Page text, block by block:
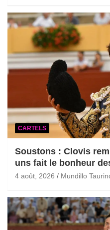
CARTELS
Soustons : Clovis
uns fait le bonheur
4 août, 2026 Mundillo